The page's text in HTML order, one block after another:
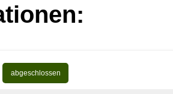
abgeschlossen